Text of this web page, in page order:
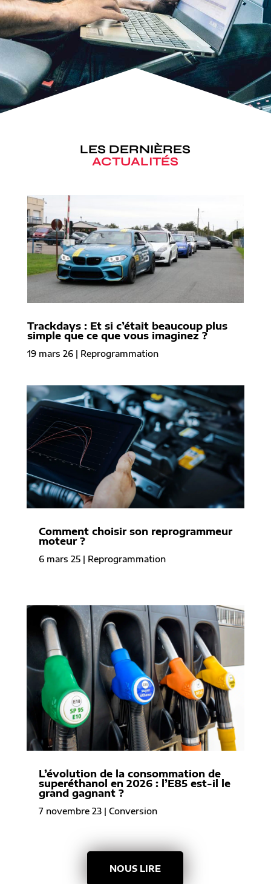
LES DERNIÈRES
ACTUALITÉS
Trackdays : Et si c’était beaucoup plus
simple que ce que vous imaginez ?
19 mars 26| Reprogrammation
Comment choisir son reprogrammeur
moteur ?
6 mars 25| Reprogrammation
L’évolution de la consommation de
superéthanol en 2026 : l’E85 est-il le
grand gagnant ?
7 novembre 23| Conversion
NOUS LIRE